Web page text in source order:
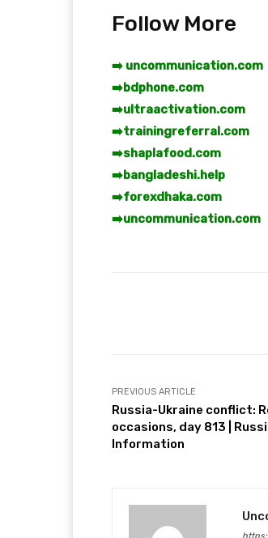
Follow More
➡️ uncommunication.com
➡️bdphone.com
➡️ultraactivation.com
➡️trainingreferral.com
➡️shaplafood.com
➡️bangladeshi.help
➡️forexdhaka.com
➡️uncommunication.com
PREVIOUS ARTICLE
Russia-Ukraine conflict:
occasions, day 813 |
Information